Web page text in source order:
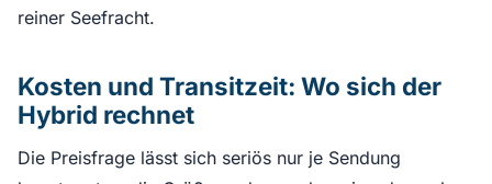
reiner Seefracht.
Kosten und Transitzeit: Wo sich der
Hybrid rechnet
Die Preisfrage lässt sich seriös nur je Sendung